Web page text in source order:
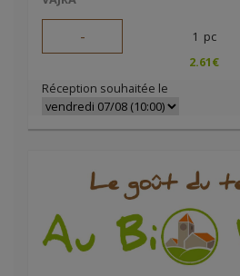
- 1 pc
2.61€
Réception souhaitée le